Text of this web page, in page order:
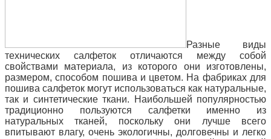
Разные виды
технических салфеток отличаются между собой
свойствами материала, из которого они изготовлены,
размером, способом пошива и цветом. На фабриках для
пошива салфеток могут использоваться как натуральные,
так и синтетические ткани. Наибольшей популярностью
традиционно пользуются салфетки именно из
натуральных тканей, поскольку они лучше всего
впитывают влагу, очень экологичны, долговечны и легко